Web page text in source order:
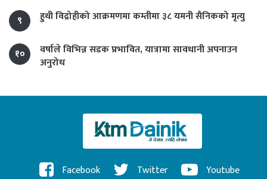
९
हुथी विद्रोहीको आक्रमणमा कम्तीमा ३८ यमनी सैनिकको मृत्यु
१०
वर्षाले विभिन्न सडक प्रभावित, यात्रामा सावधानी अपनाउन
अनुरोध
Facebook Twitter Youtube